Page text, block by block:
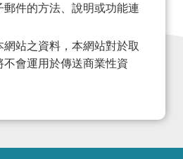
郵件的方法、說明或功能連
網站之資料，本網站對於取
不會運用於傳送商業性資